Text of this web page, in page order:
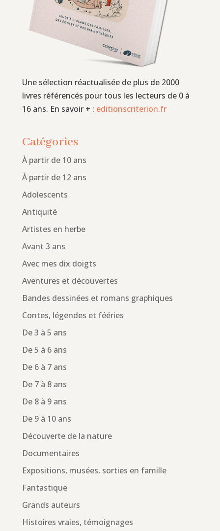
Une sélection réactualisée de plus de 2000
livres référencés pour tous les lecteurs de 0 à
16 ans. En savoir + : editionscriterion.fr
Catégories
À partir de 10 ans
À partir de 12 ans
Adolescents
Antiquité
Artistes en herbe
Avant 3 ans
Avec mes dix doigts
Aventures et découvertes
Bandes dessinées et romans graphiques
Contes, légendes et fééries
De 3 à 5 ans
De 5 à 6 ans
De 6 à 7 ans
De 7 à 8 ans
De 8 à 9 ans
De 9 à 10 ans
Découverte de la nature
Documentaires
Expositions, musées, sorties en famille
Fantastique
Grands auteurs
Histoires vraies, témoignages